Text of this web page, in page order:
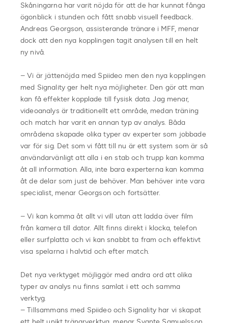
Skåningarna har varit nöjda för att de har kunnat fånga
ögonblick i stunden och fått snabb visuell feedback.
Andreas Georgson, assisterande tränare i MFF, menar
dock att den nya kopplingen tagit analysen till en helt
ny nivå.
– Vi är jättenöjda med Spiideo men den nya kopplingen
med Signality ger helt nya möjligheter. Den gör att man
kan få effekter kopplade till fysisk data. Jag menar,
videoanalys är traditionellt ett område, medan träning
och match har varit en annan typ av analys. Båda
områdena skapade olika typer av experter som jobbade
var för sig. Det som vi fått till nu är ett system som är så
användarvänligt att alla i en stab och trupp kan komma
åt all information. Alla, inte bara experterna kan komma
åt de delar som just de behöver. Man behöver inte vara
specialist, menar Georgson och fortsätter.
– Vi kan komma åt allt vi vill utan att ladda över film
från kamera till dator. Allt finns direkt i klocka, telefon
eller surfplatta och vi kan snabbt ta fram och effektivt
visa spelarna i halvtid och efter match.
Det nya verktyget möjliggör med andra ord att olika
typer av analys nu finns samlat i ett och samma
verktyg.
– Tillsammans med Spiideo och Signality har vi skapat